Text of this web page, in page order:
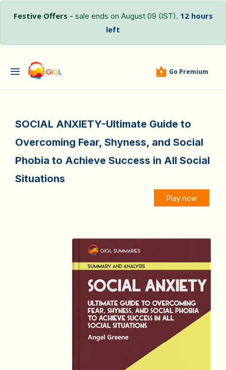
Festive Offers - sale ends on August 09 (IST). 12 hours
left
Go Premium
SOCIAL ANXIETY-Ultimate Guide to
Overcoming Fear, Shyness, and Social
Phobia to Achieve Success in All Social
Situations
Play now